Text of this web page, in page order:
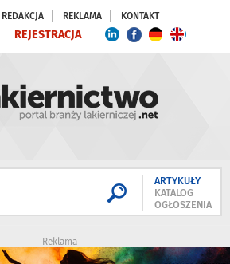
REDAKCJA REKLAMA KONTAKT
REJESTRACJA
ARTYKUŁY
KATALOG
OGŁOSZENIA
Reklama